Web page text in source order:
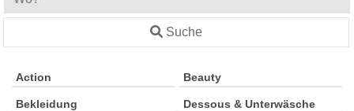
Suche
Action Beauty
Bekleidung Dessous & Unterwäsche